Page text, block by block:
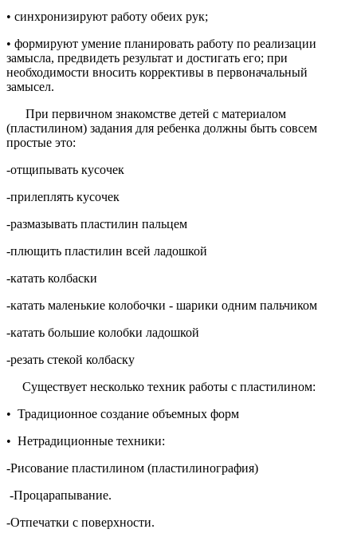
• синхронизируют работу обеих рук;
• формируют умение планировать работу по реализации
замысла, предвидеть результат и достигать его; при
необходимости вносить коррективы в первоначальный
замысел.
При первичном знакомстве детей с материалом
(пластилином) задания для ребенка должны быть совсем
простые это:
-отщипывать кусочек
-прилеплять кусочек
-размазывать пластилин пальцем
-плющить пластилин всей ладошкой
-катать колбаски
-катать маленькие колобочки - шарики одним пальчиком
-катать большие колобки ладошкой
-резать стекой колбаску
Существует несколько техник работы с пластилином:
• Традиционное создание объемных форм
• Нетрадиционные техники:
-Рисование пластилином (пластилинография)
-Процарапывание.
-Отпечатки с поверхности.